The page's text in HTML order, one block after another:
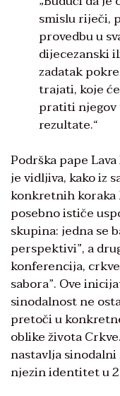
smislu riječi,
provedbu u
dijecezanski
zadatak
trajati, koje
pratiti
rezultate.“
Podrška pape
je vidljiva, kako iz
konkretnih koraka
posebno ističe
skupina: jedna se
perspektivi”, a
konferencija,
sabora”. Ove
sinodalnost ne
pretoči u
oblike života
nastavlja
njezin identitet u